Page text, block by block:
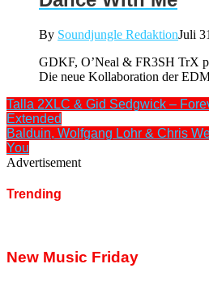
By Soundjungle RedaktionJuli
GDKF, O’Neal & FR3SH TrX
Die neue Kollaboration der
Talla 2XLC & Gid Sedgwick –
Extended
Balduin, Wolfgang Lohr & Chris
You
Advertisement
Trending
New Music Friday